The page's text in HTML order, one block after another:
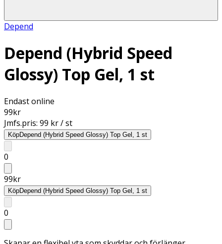
Depend
Depend (Hybrid Speed
Glossy) Top Gel, 1 st
Endast online
99kr
Jmfs.pris: 99 kr / st
KöpDepend (Hybrid Speed Glossy) Top Gel, 1 st
0
99kr
KöpDepend (Hybrid Speed Glossy) Top Gel, 1 st
0